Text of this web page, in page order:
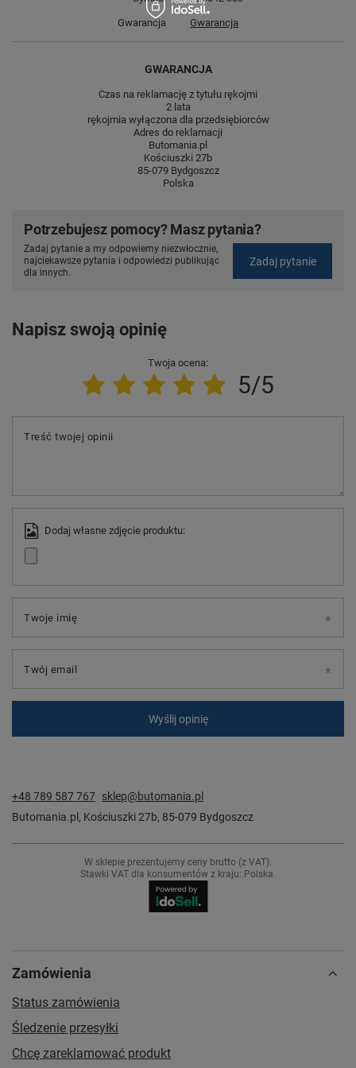
Gwarancja Gwarancja
GWARANCJA
Czas na reklamację z tytułu rękojmi
2 lata
rękojmia wyłączona dla przedsiębiorców
Adres do reklamacji
Butomania.pl
Kościuszki 27b
85-079 Bydgoszcz
Polska
Potrzebujesz pomocy? Masz pytania?
Zadaj pytanie a my odpowiemy niezwłocznie,
najciekawsze pytania i odpowiedzi publikując
dla innych.
Zadaj pytanie
Napisz swoją opinię
Twoja ocena:
5/5
Treść twojej opinii
Dodaj własne zdjęcie produktu:
Twoje imię
Twój email
Wyślij opinię
+48 789 587 767 sklep@butomania.pl
Butomania.pl , Kościuszki 27b, 85-079 Bydgoszcz
W sklepie prezentujemy ceny brutto (z VAT).
Stawki VAT dla konsumentów z kraju: Polska.
Zamówienia
Status zamówienia
Śledzenie przesyłki
Chcę zareklamować produkt